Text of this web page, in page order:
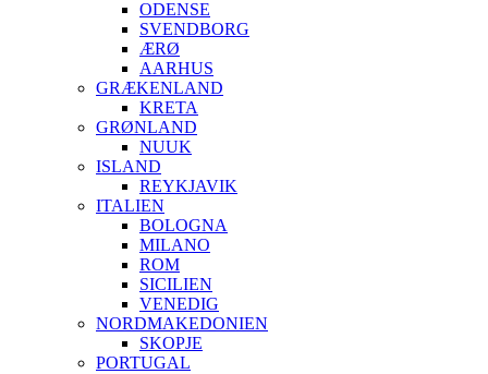
ODENSE
SVENDBORG
ÆRØ
AARHUS
GRÆKENLAND
KRETA
GRØNLAND
NUUK
ISLAND
REYKJAVIK
ITALIEN
BOLOGNA
MILANO
ROM
SICILIEN
VENEDIG
NORDMAKEDONIEN
SKOPJE
PORTUGAL